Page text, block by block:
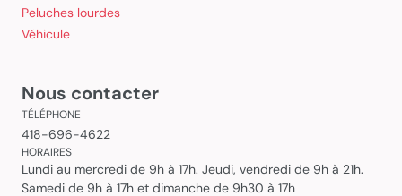
Peluches lourdes
Véhicule
Nous contacter
TÉLÉPHONE
418-696-4622
HORAIRES
Lundi au mercredi de 9h à 17h. Jeudi, vendredi de 9h à 21h.
Samedi de 9h à 17h et dimanche de 9h30 à 17h